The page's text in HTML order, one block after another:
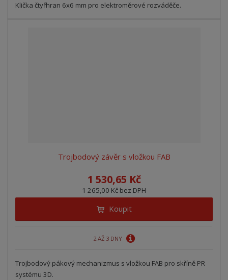
Klička čtyřhran 6x6 mm pro elektroměrové rozváděče.
Trojbodový závěr s vložkou FAB
1 530,65 Kč
1 265,00 Kč bez DPH
Koupit
2 AŽ 3 DNY
Trojbodový pákový mechanizmus s vložkou FAB pro skříně PR
systému 3D.